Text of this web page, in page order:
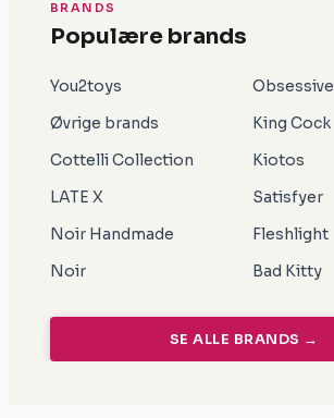
BRANDS
Populære brands
You2toys
Øvrige brands
Cottelli Collection
LATE X
Noir Handmade
Noir
Obsessive
King Cock
Kiotos
Satisfyer
Fleshlight
Bad Kitty
SE ALLE BRANDS →